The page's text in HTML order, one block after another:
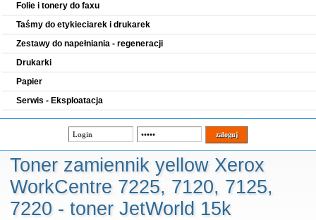
Folie i tonery do faxu
Taśmy do etykieciarek i drukarek
Zestawy do napełniania - regeneracji
Drukarki
Papier
Serwis - Eksploatacja
Toner zamiennik yellow Xerox
WorkCentre 7225, 7120, 7125,
7220 - toner JetWorld 15k